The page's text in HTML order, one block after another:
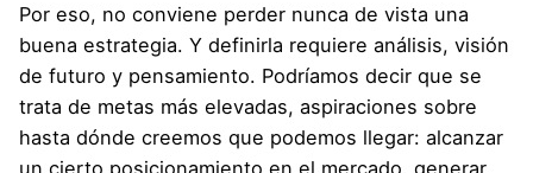
Por eso, no conviene perder nunca de vista una
buena estrategia. Y definirla requiere análisis, visión
de futuro y pensamiento. Podríamos decir que se
trata de metas más elevadas, aspiraciones sobre
hasta dónde creemos que podemos llegar: alcanzar
un cierto posicionamiento en el mercado, generar